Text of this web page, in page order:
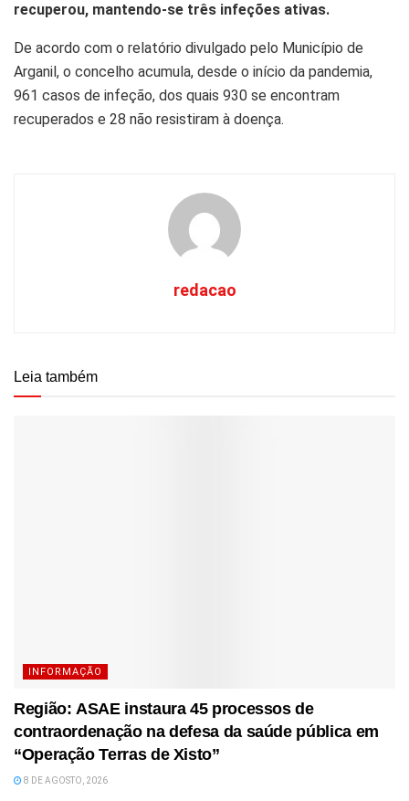
recuperou, mantendo-se três infeções ativas.
De acordo com o relatório divulgado pelo Município de
Arganil, o concelho acumula, desde o início da pandemia,
961 casos de infeção, dos quais 930 se encontram
recuperados e 28 não resistiram à doença.
redacao
Leia também
INFORMAÇÃO
Região: ASAE instaura 45 processos de
contraordenação na defesa da saúde pública em
“Operação Terras de Xisto”
8 DE AGOSTO, 2026